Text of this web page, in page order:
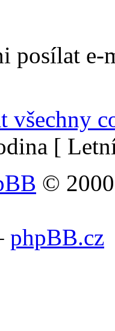
posílat
všechny
[
©
phpBB.cz